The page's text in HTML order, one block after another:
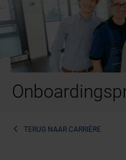
TERUG NAAR CARRIÈRE